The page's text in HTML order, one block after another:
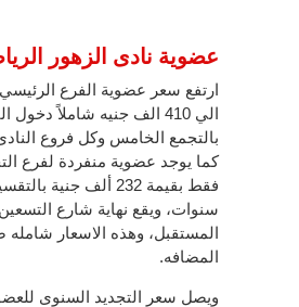
عضوية نادى الزهور
ارتفع سعر عضوية الفرع
الي 410 الف جنيه شاملاً دخول
بالتجمع الخامس وكل فروع
كما يوجد عضوية منفردة لفرع
فقط بقيمة 232 ألف جنية
سنوات، ويقع نهاية شارع
المستقبل، وهذه الاسعار شامله
المضافه.